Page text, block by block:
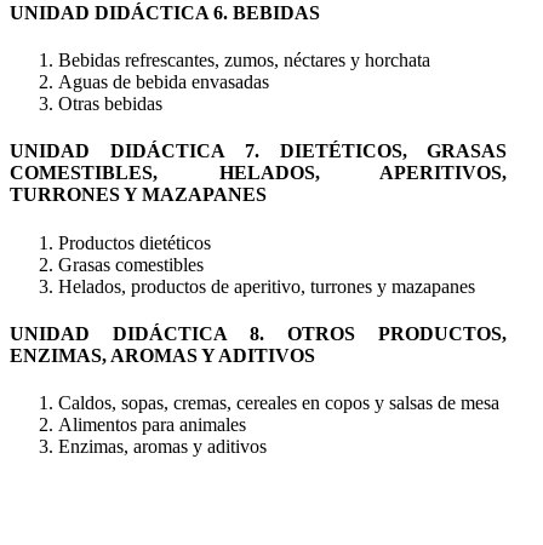
UNIDAD DIDÁCTICA 6. BEBIDAS
Bebidas refrescantes, zumos, néctares y horchata
Aguas de bebida envasadas
Otras bebidas
UNIDAD DIDÁCTICA 7. DIETÉTICOS, GRASAS
COMESTIBLES, HELADOS, APERITIVOS,
TURRONES Y MAZAPANES
Productos dietéticos
Grasas comestibles
Helados, productos de aperitivo, turrones y mazapanes
UNIDAD DIDÁCTICA 8. OTROS PRODUCTOS,
ENZIMAS, AROMAS Y ADITIVOS
Caldos, sopas, cremas, cereales en copos y salsas de mesa
Alimentos para animales
Enzimas, aromas y aditivos